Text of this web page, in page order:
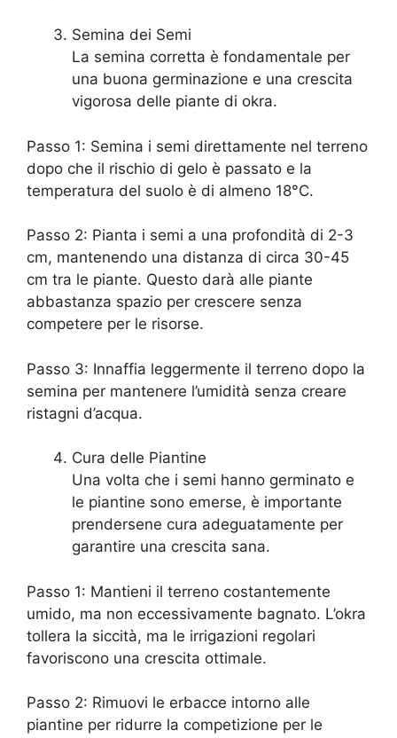
Semina dei Semi
La semina corretta è fondamentale per
una buona germinazione e una crescita
vigorosa delle piante di okra.
Passo 1: Semina i semi direttamente nel terreno
dopo che il rischio di gelo è passato e la
temperatura del suolo è di almeno 18°C.
Passo 2: Pianta i semi a una profondità di 2-3
cm, mantenendo una distanza di circa 30-45
cm tra le piante. Questo darà alle piante
abbastanza spazio per crescere senza
competere per le risorse.
Passo 3: Innaffia leggermente il terreno dopo la
semina per mantenere l’umidità senza creare
ristagni d’acqua.
Cura delle Piantine
Una volta che i semi hanno germinato e
le piantine sono emerse, è importante
prendersene cura adeguatamente per
garantire una crescita sana.
Passo 1: Mantieni il terreno costantemente
umido, ma non eccessivamente bagnato. L’okra
tollera la siccità, ma le irrigazioni regolari
favoriscono una crescita ottimale.
Passo 2: Rimuovi le erbacce intorno alle
piantine per ridurre la competizione per le